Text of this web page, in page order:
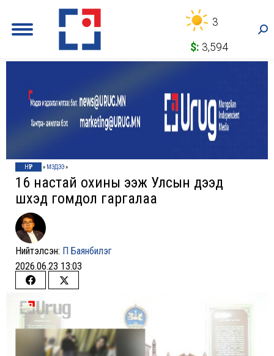
3
$: 3,594
НҮҮР » МЭДЭЭ»
16 настай охины ээж Улсын дээд
шүүхэд гомдол гаргалаа
Нийтэлсэн: П Баянбилэг
2026.06.23 13:03
Share
on
Facebook
Share
on